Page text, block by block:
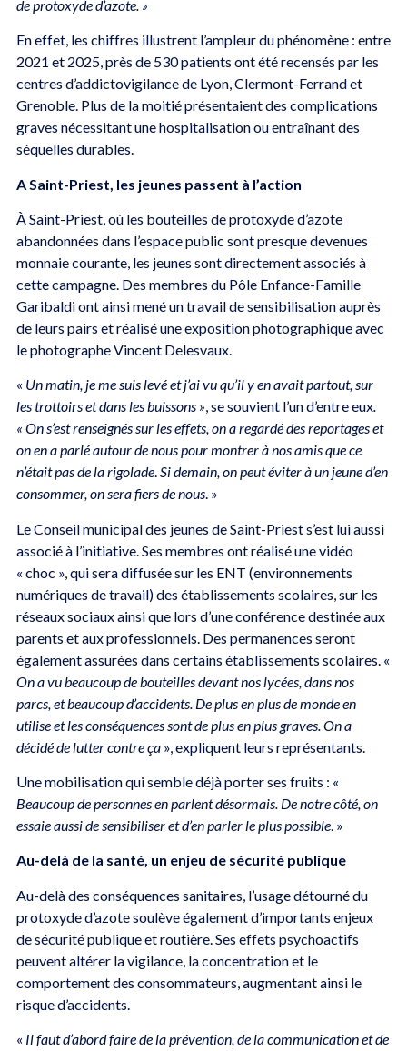
de protoxyde d’azote. »
En effet, les chiffres illustrent l’ampleur du phénomène : entre
2021 et 2025, près de 530 patients ont été recensés par les
centres d’addictovigilance de Lyon, Clermont-Ferrand et
Grenoble. Plus de la moitié présentaient des complications
graves nécessitant une hospitalisation ou entraînant des
séquelles durables.
A Saint-Priest, les jeunes passent à l’action
À Saint-Priest, où les bouteilles de protoxyde d’azote
abandonnées dans l’espace public sont presque devenues
monnaie courante, les jeunes sont directement associés à
cette campagne. Des membres du Pôle Enfance-Famille
Garibaldi ont ainsi mené un travail de sensibilisation auprès
de leurs pairs et réalisé une exposition photographique avec
le photographe Vincent Delesvaux.
« Un matin, je me suis levé et j’ai vu qu’il y en avait partout, sur
les trottoirs et dans les buissons », se souvient l’un d’entre eux.
« On s’est renseignés sur les effets, on a regardé des reportages et
on en a parlé autour de nous pour montrer à nos amis que ce
n’était pas de la rigolade.Si demain, on peut éviter à un jeune d’en
consommer, on sera fiers de nous. »
Le Conseil municipal des jeunes de Saint-Priest s’est lui aussi
associé à l’initiative. Ses membres ont réalisé une vidéo
« choc », qui sera diffusée sur les ENT (environnements
numériques de travail) des établissements scolaires, sur les
réseaux sociaux ainsi que lors d’une conférence destinée aux
parents et aux professionnels. Des permanences seront
également assurées dans certains établissements scolaires. «
On a vu beaucoup de bouteilles devant nos lycées, dans nos
parcs, et beaucoup d’accidents. De plus en plus de monde en
utilise et les conséquences sont de plus en plus graves. On a
décidé de lutter contre ça», expliquent leurs représentants.
Une mobilisation qui semble déjà porter ses fruits : «
Beaucoup de personnes en parlent désormais. De notre côté, on
essaie aussi de sensibiliser et d’en parler le plus possible. »
Au-delà de la santé, un enjeu de sécurité publique
Au-delà des conséquences sanitaires, l’usage détourné du
protoxyde d’azote soulève également d’importants enjeux
de sécurité publique et routière. Ses effets psychoactifs
peuvent altérer la vigilance, la concentration et le
comportement des consommateurs, augmentant ainsi le
risque d’accidents.
« Il faut d’abord faire de la prévention, de la communication et de